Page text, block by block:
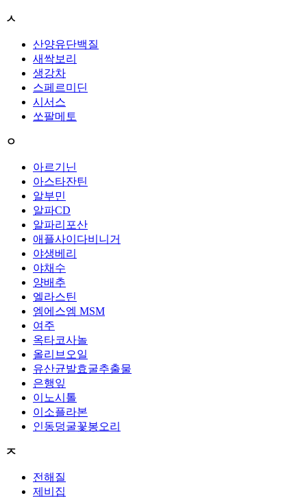
ㅅ
산양유단백질
새싹보리
생강차
스페르미딘
시서스
쏘팔메토
ㅇ
아르기닌
아스타잔틴
알부민
알파CD
알파리포산
애플사이다비니거
야생베리
야채수
양배추
엘라스틴
엠에스엠 MSM
여주
옥타코사놀
올리브오일
유산균발효굴추출물
은행잎
이노시톨
이소플라본
인동덩굴꽃봉오리
ㅈ
전해질
제비집